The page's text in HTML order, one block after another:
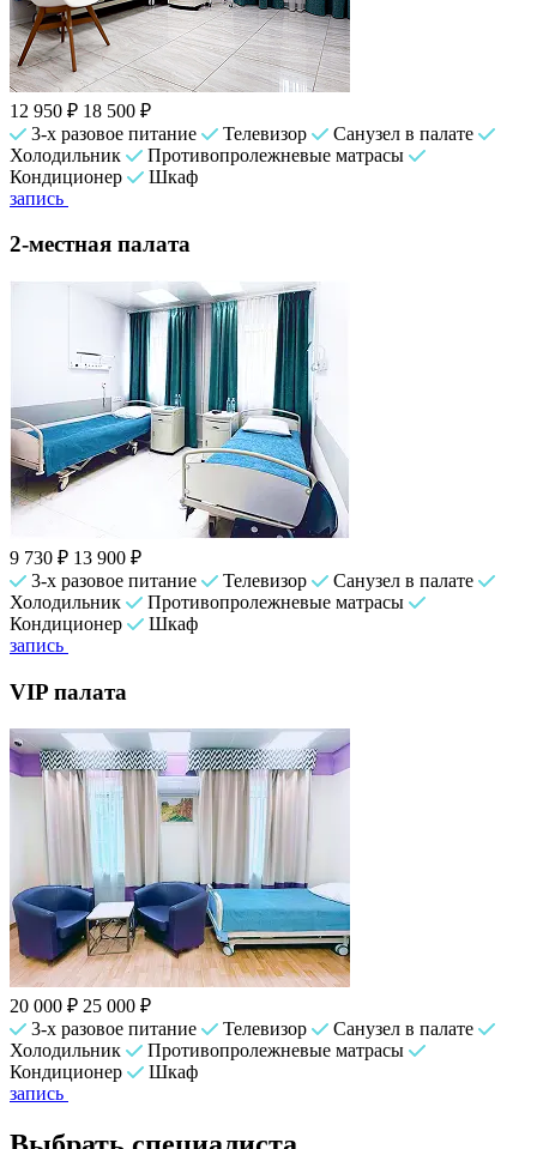
12 950 ₽ 18 500 ₽
3-х разовое питание
Телевизор
Санузел в палате
Холодильник
Противопролежневые матрасы
Кондиционер
Шкаф
запись
2-местная палата
9 730 ₽ 13 900 ₽
3-х разовое питание
Телевизор
Санузел в палате
Холодильник
Противопролежневые матрасы
Кондиционер
Шкаф
запись
VIP палата
20 000 ₽ 25 000 ₽
3-х разовое питание
Телевизор
Санузел в палате
Холодильник
Противопролежневые матрасы
Кондиционер
Шкаф
запись